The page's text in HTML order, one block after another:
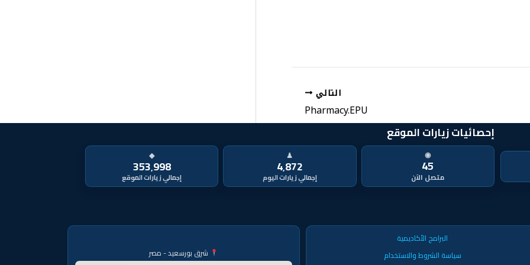
التالي
Pharmacy.EPU
إحصائيات زيارات الموقع
◉
45
متصل الآن
♟
4٬872
◆
353٬998
البرامج الأكاديمية
سياسة الشروط والاستخدام
شرق بورسعيد - مصر